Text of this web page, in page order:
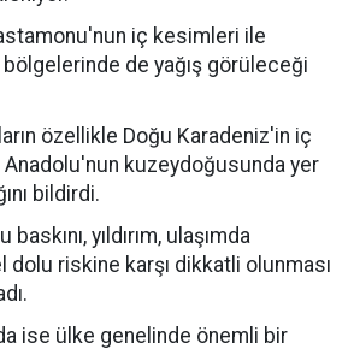
iç kesimleri ile
de yağış görüleceği
özellikle Doğu Karadeniz'in iç
kuzeydoğusunda yer
bildirdi.
yıldırım, ulaşımda
dolu riskine karşı dikkatli olunması
ise ülke genelinde önemli bir